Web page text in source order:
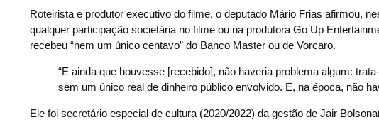
Roteirista e produtor executivo do filme, o deputado Mário Frias afirmou,
qualquer participação societária no filme ou na produtora Go Up
recebeu “nem um único centavo” do Banco Master ou de Vorcaro.
“E ainda que houvesse [recebido], não haveria problema algum:
sem um único real de dinheiro público envolvido. E, na época, não
Ele foi secretário especial de cultura (2020/2022) da gestão de Jair